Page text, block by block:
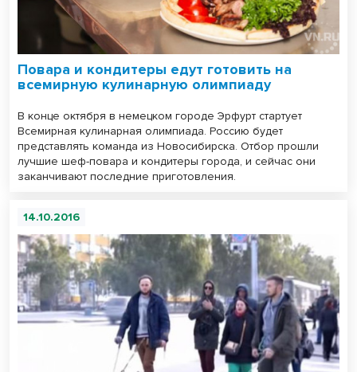
Повара и кондитеры едут готовить на
всемирную кулинарную олимпиаду
В конце октября в немецком городе Эрфурт стартует
Всемирная кулинарная олимпиада. Россию будет
представлять команда из Новосибирска. Отбор прошли
лучшие шеф-повара и кондитеры города, и сейчас они
заканчивают последние приготовления.
14.10.2016